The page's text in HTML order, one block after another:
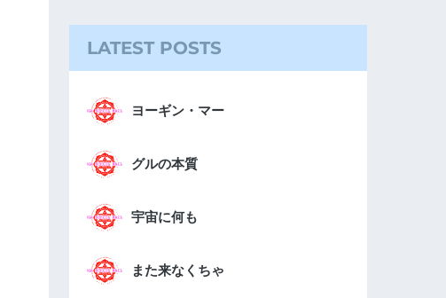
LATEST POSTS
ヨーギン・マー
グルの本質
宇宙に何も
また来なくちゃ